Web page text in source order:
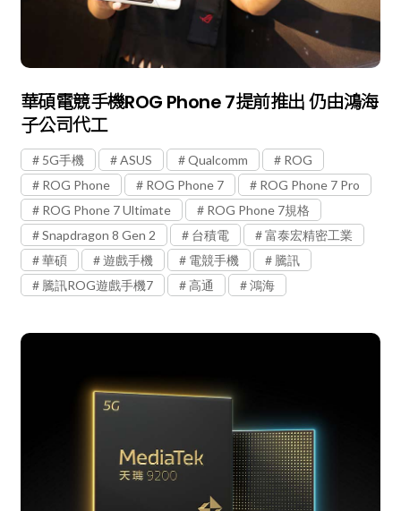
華碩電競手機ROG Phone 7提前推出 仍由鴻海
子公司代工
5G手機 ASUS Qualcomm
ROG
ROG Phone
ROG Phone 7
ROG Phone 7 Pro
ROG Phone 7 Ultimate
ROG Phone 7規格
Snapdragon 8 Gen 2
台積電
富泰宏精密工業
華碩
遊戲手機 電競手機
騰訊
騰訊ROG遊戲手機7
高通 鴻海